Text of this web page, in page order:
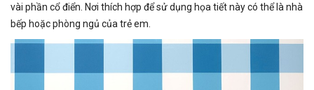
vài phần cổ điển. Nơi thích hợp để sử dụng họa tiết này có thể là nhà
bếp hoặc phòng ngủ của trẻ em.